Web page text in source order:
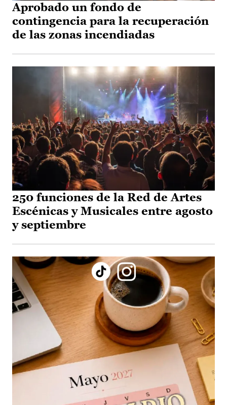
Aprobado un fondo de
contingencia para la recuperación
de las zonas incendiadas
250 funciones de la Red de Artes
Escénicas y Musicales entre agosto
y septiembre